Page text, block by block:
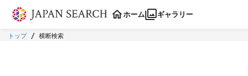
本文に飛ぶ
ホーム ギャラリー
トップ 横断検索